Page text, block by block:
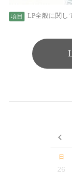
LP全般に関し
日
26